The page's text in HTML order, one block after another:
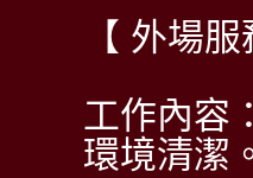
【 外場
工作內容
環境清潔